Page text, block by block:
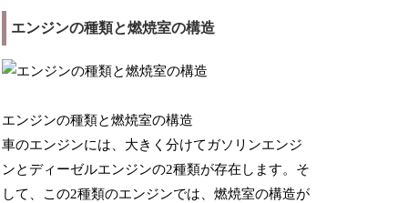
エンジンの種類と燃焼室の構造
エンジンの種類と燃焼室の構造
車のエンジンには、大きく分けてガソリンエンジ
ンとディーゼルエンジンの2種類が存在します。そ
して、この2種類のエンジンでは、燃焼室の構造が